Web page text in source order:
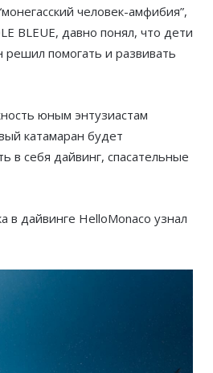
человек-амфибия”,
BLEUE, давно понял, что дети
помогать и развивать
юным энтузиастам
катамаран будет
в себя дайвинг, спасательные
в дайвинге HelloMonaco узнал